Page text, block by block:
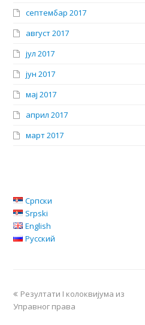
септембар 2017
август 2017
јул 2017
јун 2017
мај 2017
април 2017
март 2017
Српски
Srpski
English
Русский
​Резултати I колоквијума из
Управног права